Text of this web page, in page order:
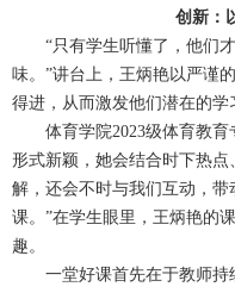
创新：
“只有学生听懂了，他们
味。”讲台上，王炳艳以严谨
得进，从而激发他们潜在的学
体育学院2023级体育教
形式新颖，她会结合时下热
解，还会不时与我们互动，
课。”在学生眼里，王炳艳的
趣。
一堂好课首先在于教师